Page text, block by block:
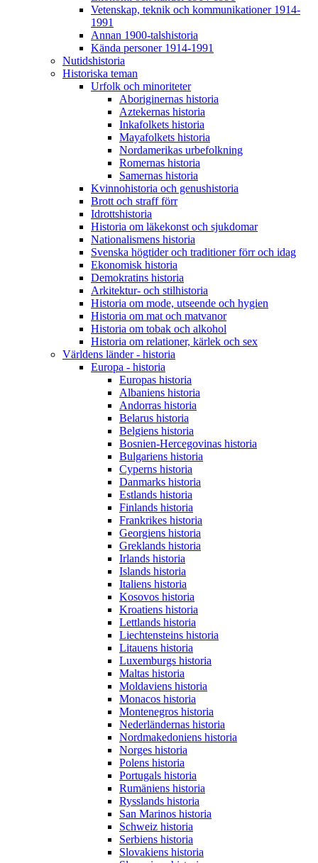
Vetenskap, teknik och kommunikationer 1914-
1991
Annan 1900-talshistoria
Kända personer 1914-1991
Nutidshistoria
Historiska teman
Urfolk och minoriteter
Aboriginernas historia
Aztekernas historia
Inkafolkets historia
Mayafolkets historia
Nordamerikas urbefolkning
Romernas historia
Samernas historia
Kvinnohistoria och genushistoria
Brott och straff förr
Idrottshistoria
Historia om läkekonst och sjukdomar
Nationalismens historia
Svenska högtider och traditioner förr och idag
Ekonomisk historia
Demokratins historia
Arkitektur- och stilhistoria
Historia om mode, utseende och hygien
Historia om mat och matvanor
Historia om tobak och alkohol
Historia om relationer, kärlek och sex
Världens länder - historia
Europa - historia
Europas historia
Albaniens historia
Andorras historia
Belarus historia
Belgiens historia
Bosnien-Hercegovinas historia
Bulgariens historia
Cyperns historia
Danmarks historia
Estlands historia
Finlands historia
Frankrikes historia
Georgiens historia
Greklands historia
Irlands historia
Islands historia
Italiens historia
Kosovos historia
Kroatiens historia
Lettlands historia
Liechtensteins historia
Litauens historia
Luxemburgs historia
Maltas historia
Moldaviens historia
Monacos historia
Montenegros historia
Nederländernas historia
Nordmakedoniens historia
Norges historia
Polens historia
Portugals historia
Rumäniens historia
Rysslands historia
San Marinos historia
Schweiz historia
Serbiens historia
Slovakiens historia